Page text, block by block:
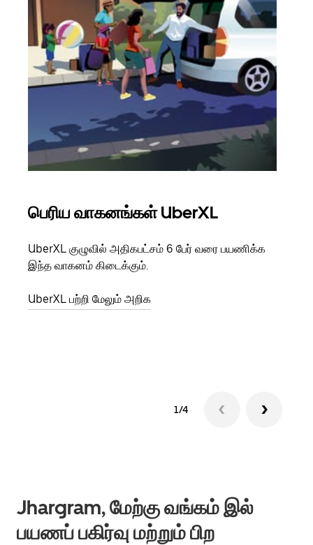
பெரிய வாகனங்கள் UberXL
UberXL குழுவில் அதிகபட்சம் 6 பேர் வரை பயணிக்க
இந்த வாகனம் கிடைக்கும்.
UberXL பற்றி மேலும் அறிக
1/4
Jhargram, மேற்கு வங்கம் இல்
பயணப் பகிர்வு மற்றும் பிற